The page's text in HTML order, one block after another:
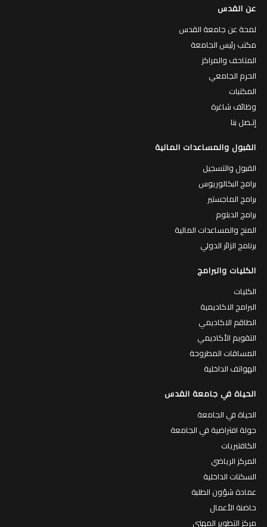
عن القدس
لمحة عن جامعة القدس
مكتب رئيس الجامعة
المتاحف والمراكز
الحرم الجامعي
المكتبات
وظائف شاغرة
إتـصل بنا
القبول والمساعدات المالية
القبول والتسجيل
برامج البكالوريوس
برامج الماجستير
برامج الدبلوم
المنح والمساعدات المالية
برنامج الزائر الدولي
الكليات والبرامج
الكليات
البرامج الاكاديمية
الطاقم الاكاديمي
التقويم الأكاديمي
المساقات المطروحة
الهواتف الداخلية
الحياة في جامعة القدس
الحياة في الجامعة
جولة افتراضية في الجامعة
الكافتيريات
المركز الرياضي
السكنات الداخلية
عمادة شؤون الطلبة
حاضنة الأعمال
مركز التطوير المهني